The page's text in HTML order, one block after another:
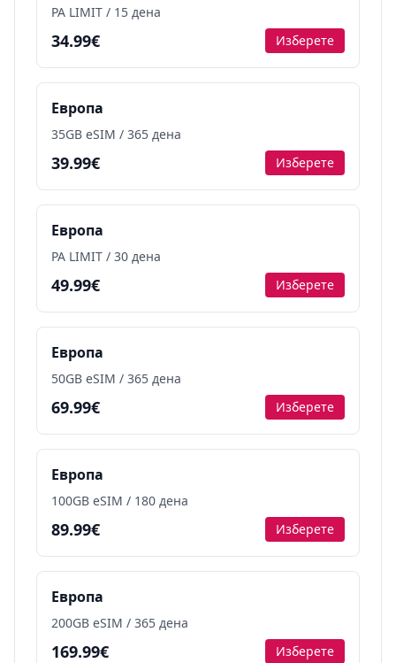
PA LIMIT / 15 дена
34.99€ Изберете
Европа
35GB eSIM / 365 дена
39.99€ Изберете
Европа
PA LIMIT / 30 дена
49.99€ Изберете
Европа
50GB eSIM / 365 дена
69.99€ Изберете
Европа
100GB eSIM / 180 дена
89.99€ Изберете
Европа
200GB eSIM / 365 дена
169.99€ Изберете